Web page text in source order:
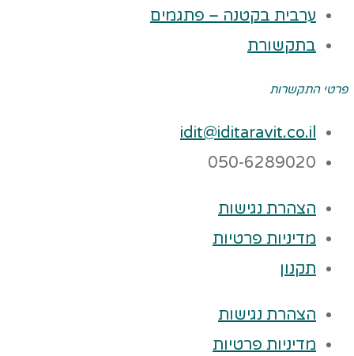
ערבית בקטנה – פתגמים
בתקשורת
פרטי התקשרות
idit@iditaravit.co.il
050-6289020
הצהרת נגישות
מדיניות פרטיות
תקנון
הצהרת נגישות
מדיניות פרטיות